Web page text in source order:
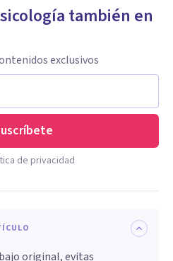
también en
exclusivos
de privacidad
original, evitas